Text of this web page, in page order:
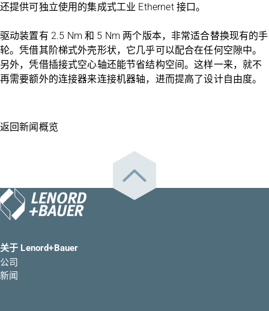
还提供可独立使用的集成式工业 Ethernet 接口。
驱动装置有 2.5 Nm 和 5 Nm 两个版本，非常适合替换现有的手
轮。凭借其阶梯式外壳形状，它几乎可以配合在任何空隙中。
另外，凭借插接式空心轴还能节省结构空间。这样一来，就不
再需要额外的连接器来连接机器轴，进而提高了设计自由度。
返回新闻概览
关于 Lenord+Bauer
公司
新闻